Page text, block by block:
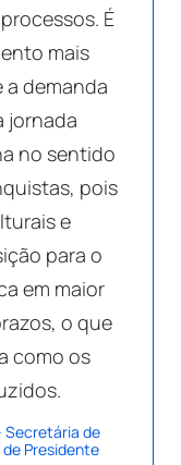
É
mais
a demanda
jornada
no sentido
pois
e
para o
em maior
o que
como os
Secretária de
Presidente